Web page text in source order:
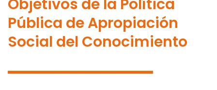
Objetivos de la Política
Pública de Apropiación
Social del Conocimiento